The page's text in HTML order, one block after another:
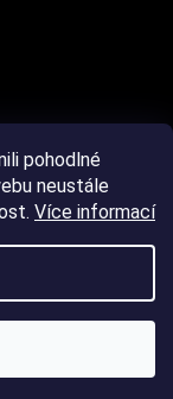
pohodlné
neustále
Více informací
vyhrazena.